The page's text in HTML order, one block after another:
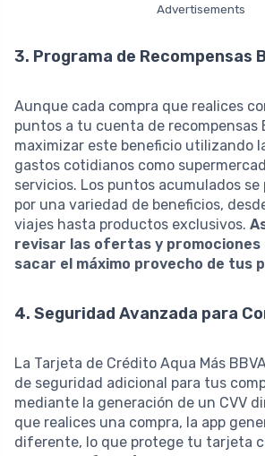
Advertisements
3. Programa de Recompensas
Aunque cada compra que realices
puntos a tu cuenta de recompensas
maximizar este beneficio utilizando
gastos cotidianos como
servicios. Los puntos acumulados
por una variedad de beneficios,
viajes hasta productos exclusivos.
revisar las ofertas y promociones
sacar el máximo provecho de tus
4. Seguridad Avanzada para
La Tarjeta de Crédito Aqua Más
de seguridad adicional para tus
mediante la generación de un CVV
que realices una compra, la app
diferente, lo que protege tu tarjeta